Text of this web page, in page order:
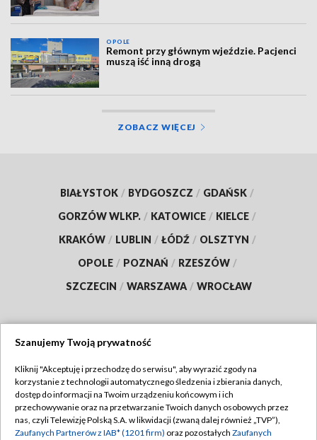
OPOLE
Remont przy głównym wjeździe. Pacjenci
muszą iść inną drogą
ZOBACZ WIĘCEJ
BIAŁYSTOK / BYDGOSZCZ / GDAŃSK /
GORZÓW WLKP. / KATOWICE / KIELCE /
KRAKÓW / LUBLIN / ŁÓDŹ / OLSZTYN /
OPOLE / POZNAŃ / RZESZÓW /
SZCZECIN / WARSZAWA / WROCŁAW
TVP
Abonament TVP
Emisja w TVP
Regulamin TVP
Polityka prywatności
Szanujemy Twoją prywatność
Kliknij "Akceptuję i przechodzę do serwisu", aby wyrazić zgody na
korzystanie z technologii automatycznego śledzenia i zbierania danych,
dostęp do informacji na Twoim urządzeniu końcowym i ich
przechowywanie oraz na przetwarzanie Twoich danych osobowych przez
nas, czyli Telewizję Polską S.A. w likwidacji (zwaną dalej również „TVP”),
Zaufanych Partnerów z IAB* (1201 firm) oraz pozostałych Zaufanych